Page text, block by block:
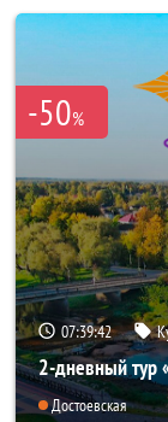
-50%
07:39:42
2-дневный тур
Достоевская